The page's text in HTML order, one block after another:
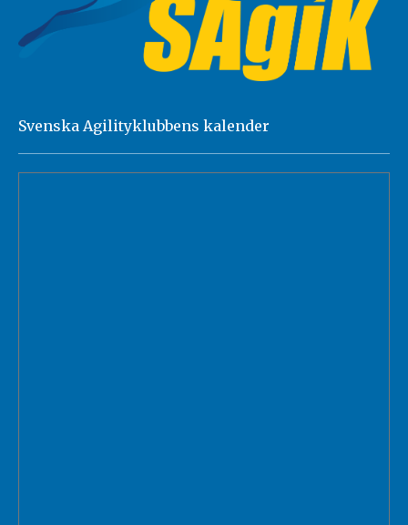
Svenska Agilityklubbens kalender